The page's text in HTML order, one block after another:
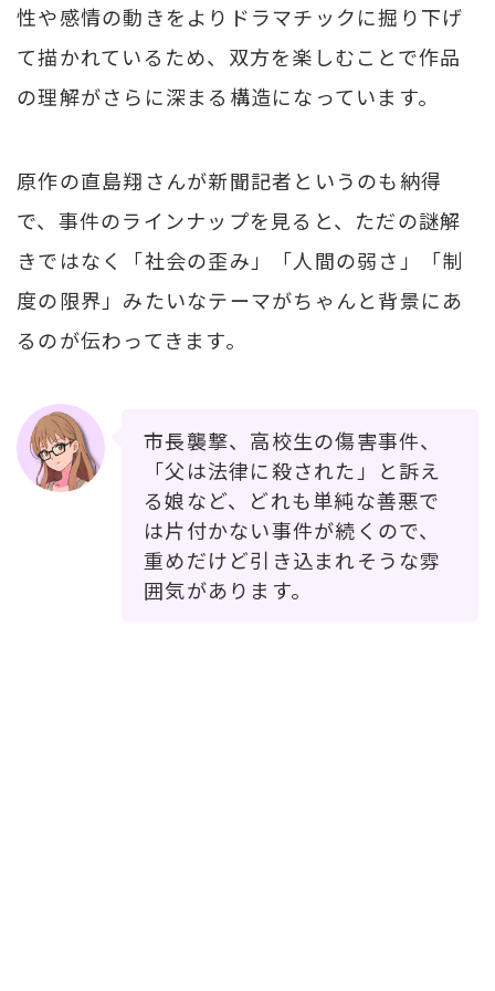
性や感情の動きをよりドラマチックに掘り下げ
て描かれているため、双方を楽しむことで作品
の理解がさらに深まる構造になっています。
原作の直島翔さんが新聞記者というのも納得
で、事件のラインナップを見ると、ただの謎解
きではなく「社会の歪み」「人間の弱さ」「制
度の限界」みたいなテーマがちゃんと背景にあ
るのが伝わってきます。
市長襲撃、高校生の傷害事件、
「父は法律に殺された」と訴え
る娘など、どれも単純な善悪で
は片付かない事件が続くので、
重めだけど引き込まれそうな雰
囲気があります。